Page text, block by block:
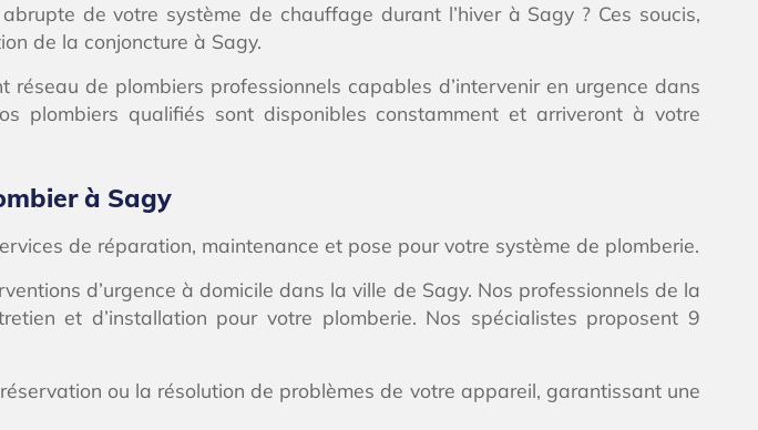
de votre système de chauffage durant l’hiver à Sagy ? Ces soucis,
de la conjoncture à Sagy.
de plombiers professionnels capables d’intervenir en urgence dans
plombiers qualifiés sont disponibles constamment et arriveront à votre
à Sagy
de réparation, maintenance et pose pour votre système de plomberie.
d’urgence à domicile dans la ville de Sagy. Nos professionnels de la
et d’installation pour votre plomberie. Nos spécialistes proposent 9
ou la résolution de problèmes de votre appareil, garantissant une